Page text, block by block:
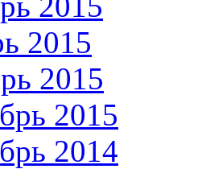
2015
2015
2015
2014